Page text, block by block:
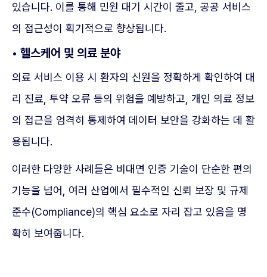
있습니다. 이를 통해 민원 대기 시간이 줄고, 공공 서비스
의 접근성이 획기적으로 향상됩니다.
• 헬스케어 및 의료 분야
의료 서비스 이용 시 환자의 신원을 정확하게 확인하여 대
리 진료, 투약 오류 등의 위험을 예방하고, 개인 의료 정보
의 접근을 엄격히 통제하여 데이터 보안을 강화하는 데 활
용됩니다.
이러한 다양한 사례들은 비대면 인증 기술이 단순한 편의
기능을 넘어, 여러 산업에서 필수적인 신뢰 보장 및 규제
준수(Compliance)의 핵심 요소로 자리 잡고 있음을 명
확히 보여줍니다.